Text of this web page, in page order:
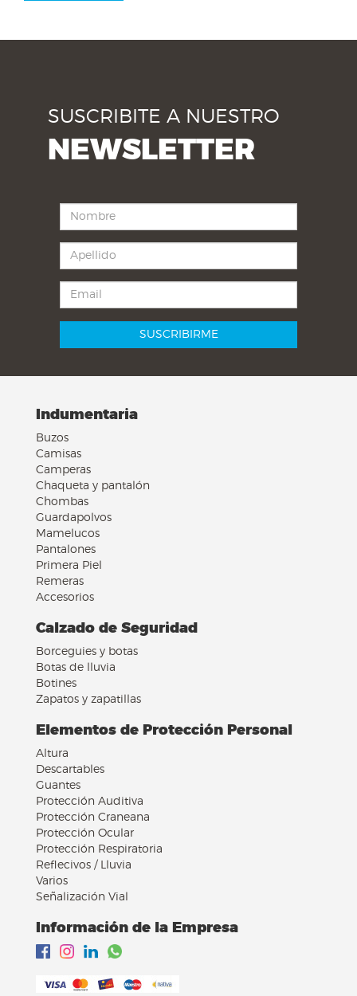
SUSCRIBITE A NUESTRO
NEWSLETTER
Indumentaria
Buzos
Camisas
Camperas
Chaqueta y pantalón
Chombas
Guardapolvos
Mamelucos
Pantalones
Primera Piel
Remeras
Accesorios
Calzado de Seguridad
Borceguies y botas
Botas de lluvia
Botines
Zapatos y zapatillas
Elementos de Protección Personal
Altura
Descartables
Guantes
Protección Auditiva
Protección Craneana
Protección Ocular
Protección Respiratoria
Reflecivos / Lluvia
Varios
Señalización Vial
Información de la Empresa